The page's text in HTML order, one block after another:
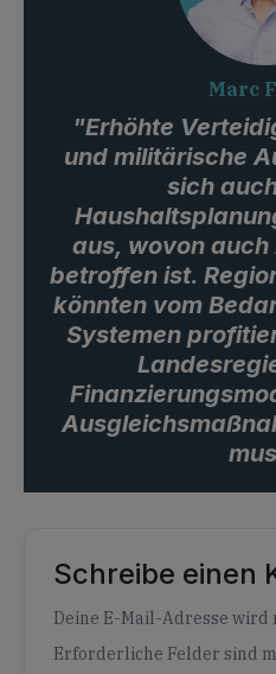
Marc
"Erhöhte
und militärische
sich
aus, wovon
betroffen ist.
könnten vom
Systemen
Schreibe einen
Deine E-Mail-Adresse
Erforderliche Felder sind
Alternative: